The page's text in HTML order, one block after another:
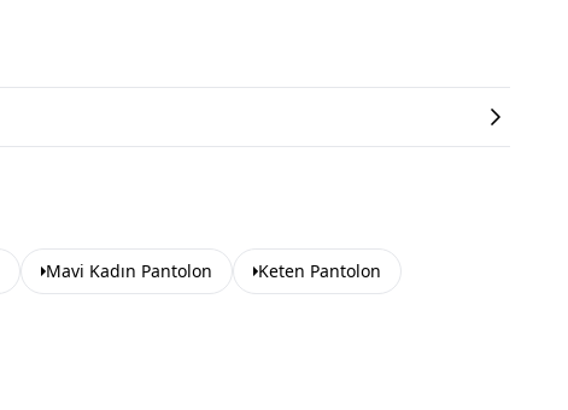
Mavi Kadın Pantolon Keten Pantolon